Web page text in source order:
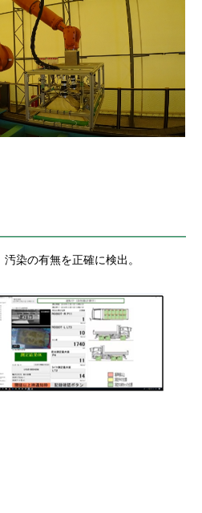
染の有無を正確に検出。